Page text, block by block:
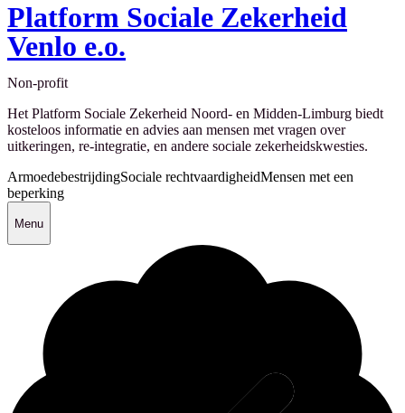
Platform Sociale Zekerheid
Venlo e.o.
Non-profit
Het Platform Sociale Zekerheid Noord- en Midden-Limburg biedt
kosteloos informatie en advies aan mensen met vragen over
uitkeringen, re-integratie, en andere sociale zekerheidskwesties.
ArmoedebestrijdingSociale rechtvaardigheidMensen met een
beperking
Menu